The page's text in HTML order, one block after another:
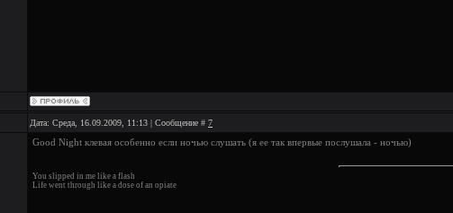
Дата: Среда, 16.09.2009, 11:13 | Сообщение # 7
Good Night клевая особенно если ночью слушать (я ее так впервые послушала - ночью)
You slipped in me like a flash
Life went through like a dose of an opiate